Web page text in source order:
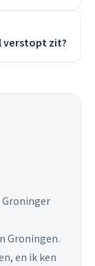
verstopt zit?
Groningen.
en ik ken